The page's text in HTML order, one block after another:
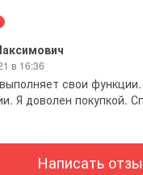
в 16:36
свои
Я доволен покупкой.
Написать